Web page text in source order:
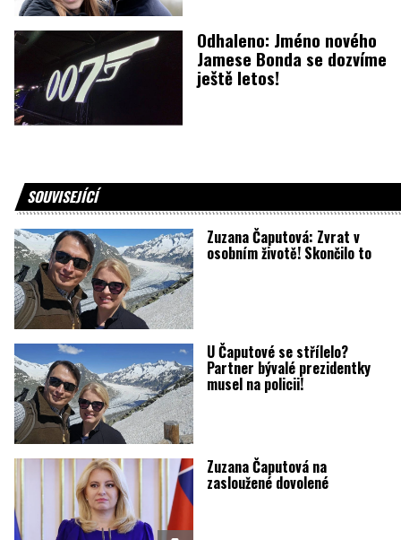
Odhaleno: Jméno nového
Jamese Bonda se dozvíme
ještě letos!
SOUVISEJÍCÍ
Zuzana Čaputová: Zvrat v
osobním životě! Skončilo to
U Čaputové se střílelo?
Partner bývalé prezidentky
musel na policii!
Zuzana Čaputová na
zasloužené dovolené